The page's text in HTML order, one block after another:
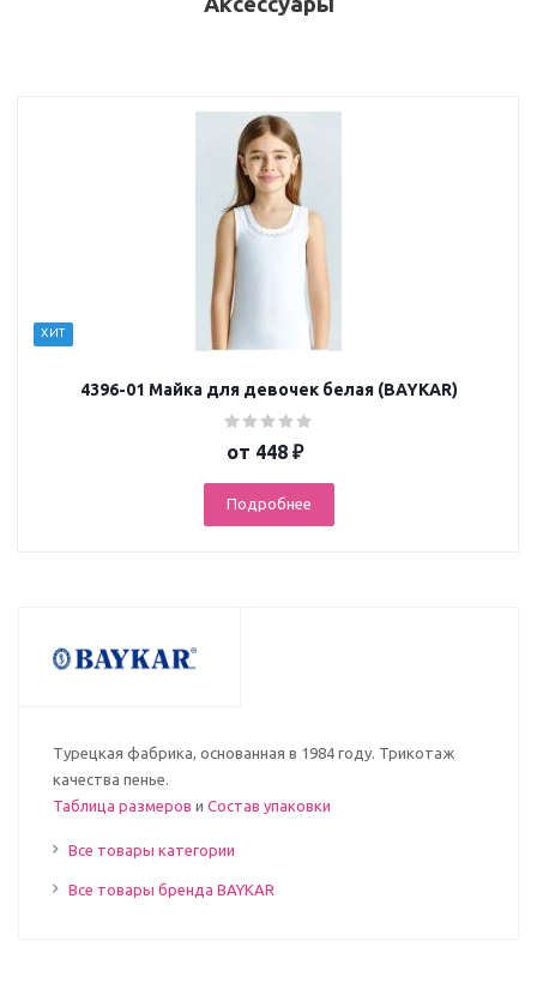
ХИТ
4396-01 Майка для девочек белая (BAYKAR)
от 448 ₽
Подробнее
Турецкая фабрика, основанная в 1984 году. Трикотаж
качества пенье.
Таблица размеров и Состав упаковки
Все товары категории
Все товары бренда BAYKAR